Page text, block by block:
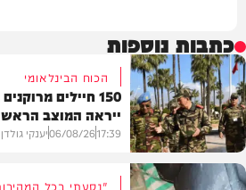
כתבות נוספות
הכוח הבינלאומי
150 חיילים
ייראה המוצב
17:39
06/08/26יענקי גולדן
"נסעתי בכל